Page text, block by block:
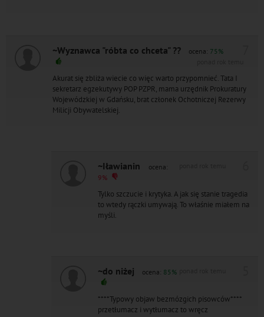
~Wyznawca "róbta co chceta" ?? ocena: 75%
Akurat się zbliża wiecie co więc warto przypomnieć. Tata I
sekretarz egzekutywy POP PZPR, mama urzędnik Prokuratury
Wojewódzkiej w Gdańsku, brat członek Ochotniczej Rezerwy
Milicji Obywatelskiej.
~Iławianin
ocena:
9%
Tylko szczucie i krytyka. A jak się stanie tragedia
to wtedy rączki umywają. To właśnie miałem na
myśli.
~do niżej ocena: 85%
****Typowy objaw bezmózgich pisowców****
przetłumacz i wytłumacz to wręcz